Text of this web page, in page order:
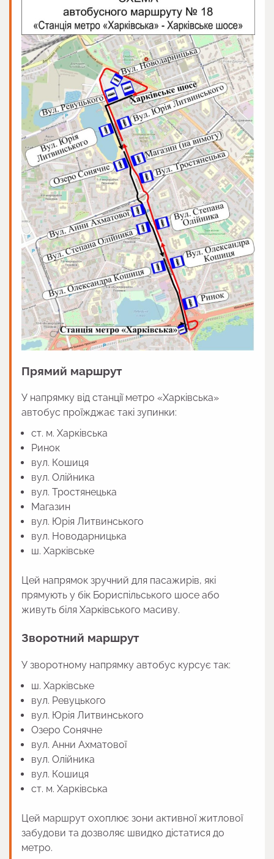
Прямий маршрут
У напрямку від станції метро «Харківська»
автобус проїжджає такі зупинки:
ст. м. Харківська
Ринок
вул. Кошиця
вул. Олійника
вул. Тростянецька
Магазин
вул. Юрія Литвинського
вул. Новодарницька
ш. Харківське
Цей напрямок зручний для пасажирів, які
прямують у бік Бориспільського шосе або
живуть біля Харківського масиву.
Зворотний маршрут
У зворотному напрямку автобус курсує так:
ш. Харківське
вул. Ревуцького
вул. Юрія Литвинського
Озеро Сонячне
вул. Анни Ахматової
вул. Олійника
вул. Кошиця
ст. м. Харківська
Цей маршрут охоплює зони активної житлової
забудови та дозволяє швидко дістатися до
метро.